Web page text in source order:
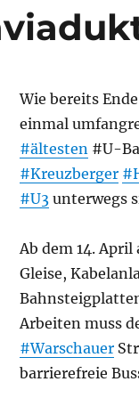
Wie bereits
einmal
#ältesten#U-
#Kreuzberger
#U3unterwegs
Ab dem 14.
Gleise,
Arbeiten muss
#Warschauer
barrierefreie